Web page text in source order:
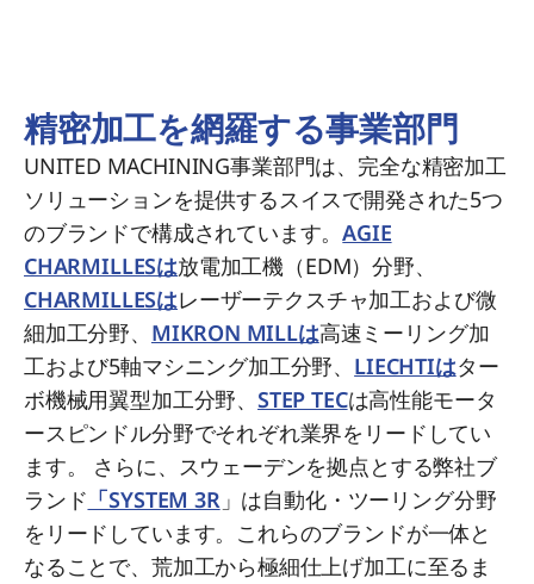
精密加工を網羅する事業部門
UNITED MACHINING事業部門は、完全な精密加工
ソリューションを提供するスイスで開発された5つ
のブランドで構成されています。AGIE
CHARMILLESは放電加工機（EDM）分野、
CHARMILLESはレーザーテクスチャ加工および微
細加工分野、 MIKRON MILLは高速ミーリング加
工および5軸マシニング加工分野、 LIECHTIはター
ボ機械用翼型加工分野、STEP TECは高性能モータ
ースピンドル分野でそれぞれ業界をリードしてい
ます。 さらに、スウェーデンを拠点とする弊社ブ
ランド 「SYSTEM 3R」は自動化・ツーリング分野
をリードしています。これらのブランドが一体と
なることで、荒加工から極細仕上げ加工に至るま